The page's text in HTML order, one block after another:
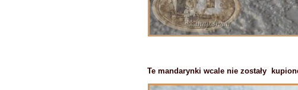
Te mandarynki wcale nie zostały